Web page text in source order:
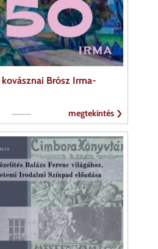
Brósz Irma-
megtekintés